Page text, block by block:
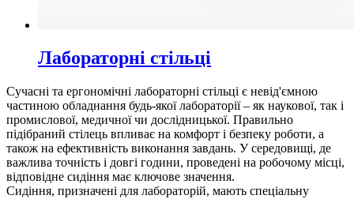
Лабораторні стільці
Сучасні та ергономічні лабораторні стільці є невід'ємною
частиною обладнання будь-якої лабораторії – як наукової, так і
промислової, медичної чи дослідницької. Правильно
підібраний стілець впливає на комфорт і безпеку роботи, а
також на ефективність виконання завдань. У середовищі, де
важлива точність і довгі години, проведені на робочому місці,
відповідне сидіння має ключове значення.
Сидіння, призначені для лабораторій, мають спеціальну